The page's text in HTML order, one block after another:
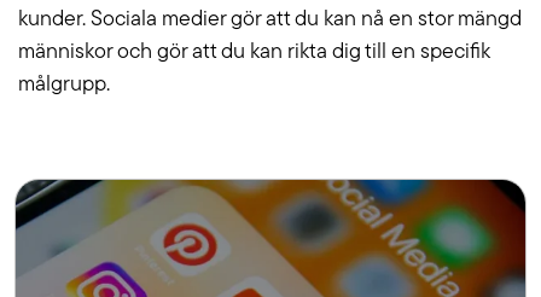
kunder. Sociala medier gör att du kan nå en stor mängd
människor och gör att du kan rikta dig till en specifik
målgrupp.